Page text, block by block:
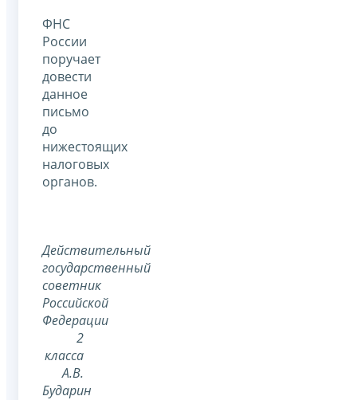
ФНС
России
поручает
довести
данное
письмо
до
нижестоящих
налоговых
органов.
Действительный
государственный
советник
Российской
Федерации
2
класса
А.В.
Бударин